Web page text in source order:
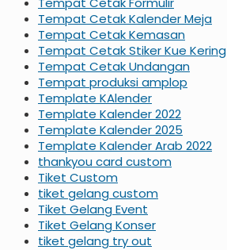
Tempat Cetak Kalender Meja
Tempat Cetak Kemasan
Tempat Cetak Stiker Kue Kering
Tempat Cetak Undangan
Tempat produksi amplop
Template KAlender
Template Kalender 2022
Template Kalender 2025
Template Kalender Arab 2022
thankyou card custom
Tiket Custom
tiket gelang custom
Tiket Gelang Event
Tiket Gelang Konser
tiket gelang try out